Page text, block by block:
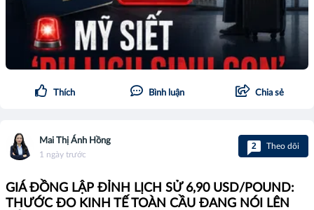
Thích Bình luận Chia sẻ
Mai Thị Ánh Hồng
1 ngày trước
2 Theo dõi
GIÁ ĐỒNG LẬP ĐỈNH LỊCH SỬ 6,90 USD/POUND:
THƯỚC ĐO KINH TẾ TOÀN CẦU ĐANG NÓI LÊN